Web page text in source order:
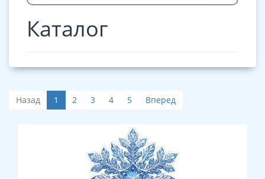
Каталог
Назад 1 2 3 4 5 Вперед